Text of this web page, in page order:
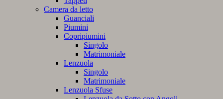
Camera da letto
Guanciali
Piumini
Copripiumini
Singolo
Matrimoniale
Lenzuola
Singolo
Matrimoniale
Lenzuola Sfuse